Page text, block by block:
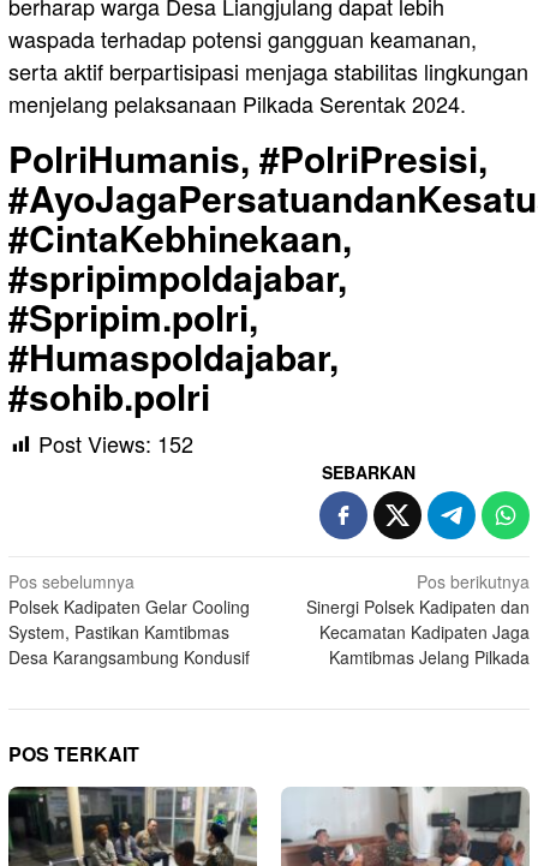
waspada terhadap potensi gangguan keamanan,
serta aktif berpartisipasi menjaga stabilitas lingkungan
menjelang pelaksanaan Pilkada Serentak 2024.
PolriHumanis, #PolriPresisi,
#CintaKebhinekaan,
#spripimpoldajabar,
#Spripim.polri,
#Humaspoldajabar,
#sohib.polri
Post Views: 152
SEBARKAN
Navigasi
pos
Pos sebelumnya
Polsek Kadipaten Gelar Cooling
System, Pastikan Kamtibmas
Desa Karangsambung Kondusif
Pos berikutnya
Sinergi Polsek Kadipaten dan
Kecamatan Kadipaten Jaga
Kamtibmas Jelang Pilkada
POS TERKAIT